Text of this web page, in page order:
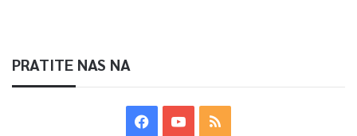
PRATITE NAS NA